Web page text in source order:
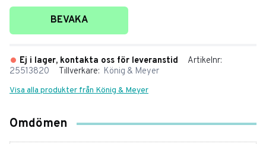
Lägg till i favoriter
BEVAKA
Ej i lager, kontakta oss för leveranstid
Artikelnr
25513820
Tillverkare König & Meyer
Visa alla produkter från König & Meyer
Omdömen